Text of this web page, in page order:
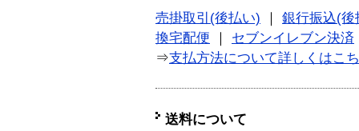
売掛取引(後払い)
銀行振込(後
換宅配便
セブンイレブン決済
⇒支払方法について詳しくはこ
送料について